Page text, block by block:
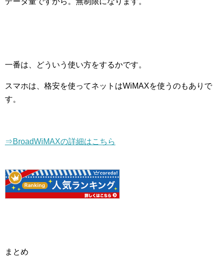
一番は、どういう使い方をするかです。
スマホは、格安を使ってネットはWiMAXを使うのもありで
す。
⇒BroadWiMAXの詳細はこちら
まとめ